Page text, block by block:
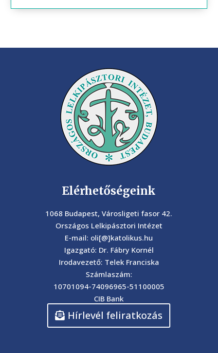
Elérhetőségeink
1068 Budapest, Városligeti fasor 42.
Országos Lelkipásztori Intézet
E-mail: oli[@]katolikus.hu
Igazgató: Dr. Fábry Kornél
Irodavezető: Telek Franciska
Számlaszám:
10701094-74096965-51100005
CIB Bank
Hírlevél feliratkozás